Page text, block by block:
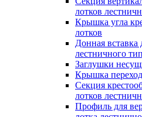
лотков
Крышка угла
лотков
Донная вставка
лестничного
Заглушки
Крышка
Секция
лотков
Профиль для